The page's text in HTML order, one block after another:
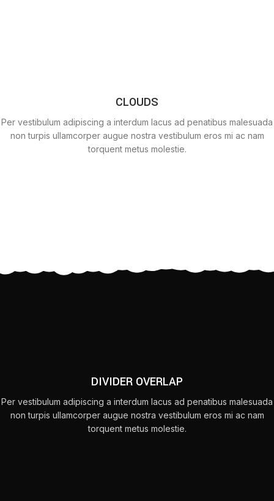
CLOUDS
Per vestibulum adipiscing a interdum lacus ad penatibus malesuada
non turpis ullamcorper augue nostra vestibulum eros mi ac nam
torquent metus molestie.
DIVIDER OVERLAP
Per vestibulum adipiscing a interdum lacus ad penatibus malesuada
non turpis ullamcorper augue nostra vestibulum eros mi ac nam
torquent metus molestie.